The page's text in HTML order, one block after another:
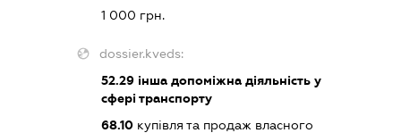
1 000 грн.
dossier.kveds:
52.29інша допоміжна діяльність у
сфері транспорту
68.10купівля та продаж власного